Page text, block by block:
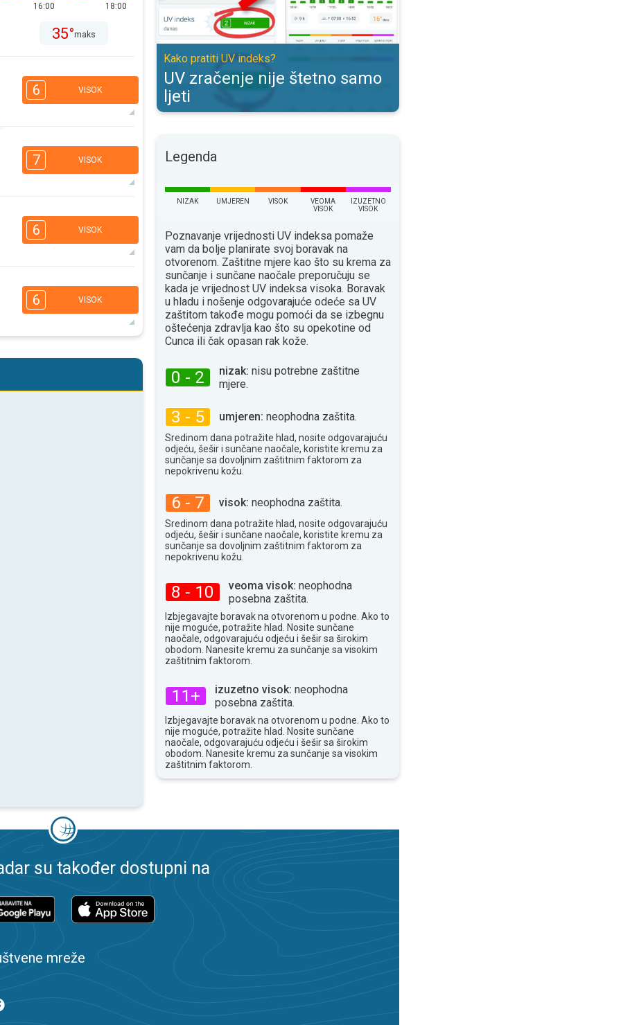
16:00
18:00
35°maks
6 VISOK
16:00
3
2
33°
7 VISOK
16:00
3
31°maks
6 VISOK
16:00
3
2
35°
6 VISOK
3
2
Kako pratiti UV indeks?
UV zračenje nije štetno samo
ljeti
Legenda
NIZAK UMJEREN VISOK
VEOMA
VISOK
IZUZETNO
VISOK
Poznavanje vrijednosti UV indeksa pomaže
vam da bolje planirate svoj boravak na
otvorenom. Zaštitne mjere kao što su krema za
sunčanje i sunčane naočale preporučuju se
kada je vrijednost UV indeksa visoka. Boravak
u hladu i nošenje odgovarajuće odeće sa UV
zaštitom takođe mogu pomoći da se izbegnu
oštećenja zdravlja kao što su opekotine od
Сunca ili čak opasan rak kože.
0 - 2 nizak: nisu potrebne zaštitne
mjere.
3 - 5 umjeren: neophodna zaštita.
Sredinom dana potražite hlad, nosite odgovarajuću
odjeću, šešir i sunčane naočale, koristite kremu za
sunčanje sa dovoljnim zaštitnim faktorom za
nepokrivenu kožu.
6 - 7 visok: neophodna zaštita.
Sredinom dana potražite hlad, nosite odgovarajuću
odjeću, šešir i sunčane naočale, koristite kremu za
sunčanje sa dovoljnim zaštitnim faktorom za
nepokrivenu kožu.
8 - 10 veoma visok: neophodna
posebna zaštita.
Izbjegavajte boravak na otvorenom u podne. Ako to
nije moguće, potražite hlad. Nosite sunčane
naočale, odgovarajuću odjeću i šešir sa širokim
obodom. Nanesite kremu za sunčanje sa visokim
zaštitnim faktorom.
11+ izuzetno visok: neophodna
posebna zaštita.
Izbjegavajte boravak na otvorenom u podne. Ako to
nije moguće, potražite hlad. Nosite sunčane
naočale, odgovarajuću odjeću i šešir sa širokim
obodom. Nanesite kremu za sunčanje sa visokim
zaštitnim faktorom.
su također dostupni na
mreže